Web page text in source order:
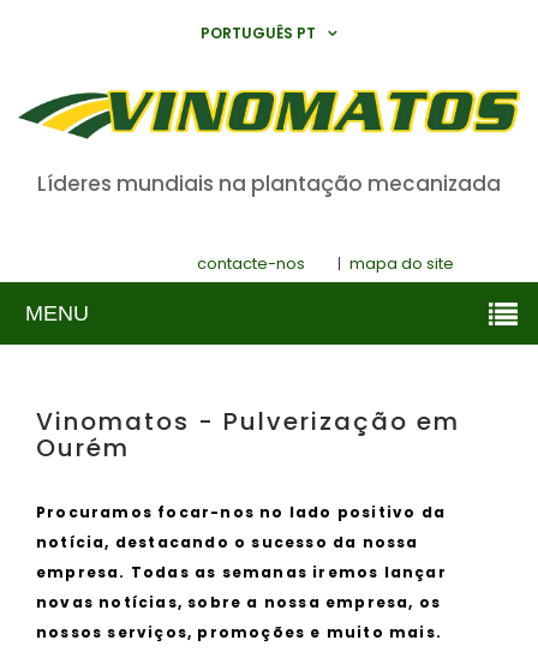
PORTUGUÊS PT
Líderes mundiais na plantação mecanizada
contacte-nos mapa do site
MENU
Vinomatos - Pulverização em
Ourém
Procuramos focar-nos no lado positivo da
notícia, destacando o sucesso da nossa
empresa. Todas as semanas iremos lançar
novas notícias, sobre a nossa empresa, os
nossos serviços, promoções e muito mais.